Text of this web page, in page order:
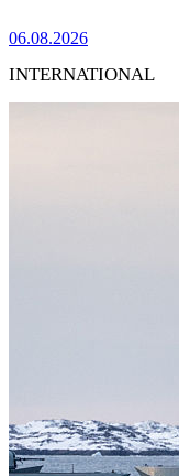
06.08.2026
INTERNATIONAL